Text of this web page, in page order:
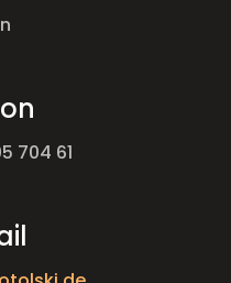
704 61